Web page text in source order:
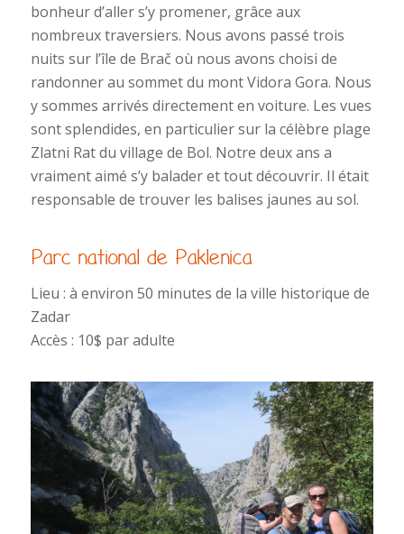
bonheur d’aller s’y promener, grâce aux
nombreux traversiers. Nous avons passé trois
nuits sur l’île de Brač où nous avons choisi de
randonner au sommet du mont Vidora Gora. Nous
y sommes arrivés directement en voiture. Les vues
sont splendides, en particulier sur la célèbre plage
Zlatni Rat du village de Bol. Notre deux ans a
vraiment aimé s’y balader et tout découvrir. Il était
responsable de trouver les balises jaunes au sol.
Parc national de Paklenica
Lieu : à environ 50 minutes de la ville historique de
Zadar
Accès : 10$ par adulte